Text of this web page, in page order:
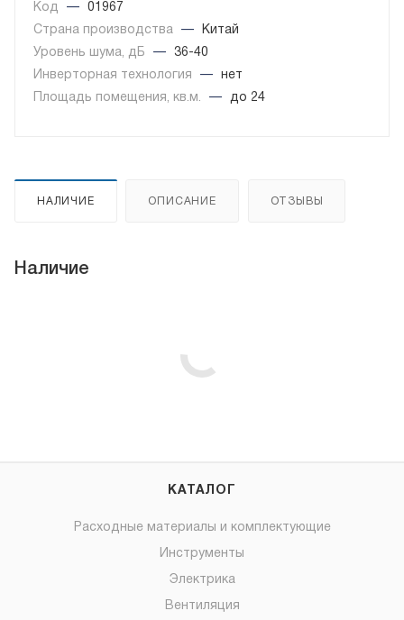
Код —
01967
Страна производства
—
Китай
Уровень шума, дБ
—
36-40
Инверторная технология
—
нет
Площадь помещения, кв.м.
— до 24
НАЛИЧИЕ ОПИСАНИЕ ОТЗЫВЫ
Наличие
КАТАЛОГ
Расходные материалы и комплектующие
Инструменты
Электрика
Вентиляция